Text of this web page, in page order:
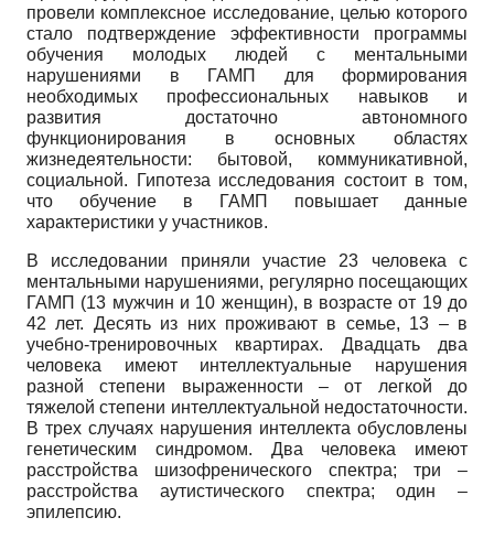
провели комплексное исследование, целью которого
стало подтверждение эффективности программы
обучения молодых людей с ментальными
нарушениями в ГАМП для формирования
необходимых профессиональных навыков и
развития достаточно автономного
функционирования в основных областях
жизнедеятельности: бытовой, коммуникативной,
социальной. Гипотеза исследования состоит в том,
что обучение в ГАМП повышает данные
характеристики у участников.
В исследовании приняли участие 23 человека с
ментальными нарушениями, регулярно посещающих
ГАМП (13 мужчин и 10 женщин), в возрасте от 19 до
42 лет. Десять из них проживают в семье, 13 – в
учебно-тренировочных квартирах. Двадцать два
человека имеют интеллектуальные нарушения
разной степени выраженности – от легкой до
тяжелой степени интеллектуальной недостаточности.
В трех случаях нарушения интеллекта обусловлены
генетическим синдромом. Два человека имеют
расстройства шизофренического спектра; три –
расстройства аутистического спектра; один –
эпилепсию.